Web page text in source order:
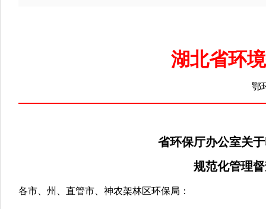
湖北省环
鄂
省环保厅办公室关
规范化管理
各市、州、直管市、神农架林区环保局：